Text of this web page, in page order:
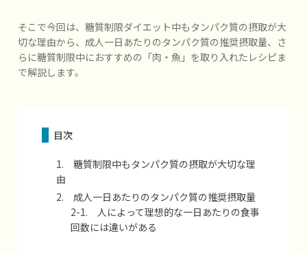
そこで今回は、糖質制限ダイエット中もタンパク質の摂取が大
切な理由から、成人一日あたりのタンパク質の推奨摂取量、さ
らに糖質制限中におすすめの「肉・魚」を取り入れたレシピま
で解説します。
目次
1. 糖質制限中もタンパク質の摂取が大切な理
由
2. 成人一日あたりのタンパク質の推奨摂取量
2-1. 人によって理想的な一日あたりの食事
回数には違いがある